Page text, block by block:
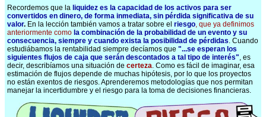
Recordemos que laliquidez es la capacidad de los activos para ser
convertidos en dinero, de forma inmediata, sin pérdida significativa de su
valor. En la lección también vamos a tratar sobre elriesgo , que ya definimos
anteriormente como la combinación de la probabilidad de un evento y su
consecuencia, siempre y cuando exista la posibilidad de pérdidas . Cuando
estudiábamos la rentabilidad siempre decíamos que"...se esperan los
siguientes flujos de caja que serán descontados a tal tipo de interés" , es
decir, describíamos una situación decerteza . Como es fácil de imaginar, esa
estimación de flujos depende de muchas hipótesis, por lo que los proyectos
no están exentos de riesgos. Aprenderemos metodologías que nos permitan
manejar la incertidumbre y el riesgo para la toma de decisiones financieras.